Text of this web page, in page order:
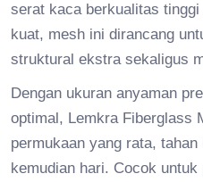
serat kaca berkualitas
kuat, mesh ini dirancang
struktural ekstra sekaligus
Dengan ukuran anyaman
optimal, Lemkra Fiberglass
permukaan yang rata,
kemudian hari. Cocok untuk